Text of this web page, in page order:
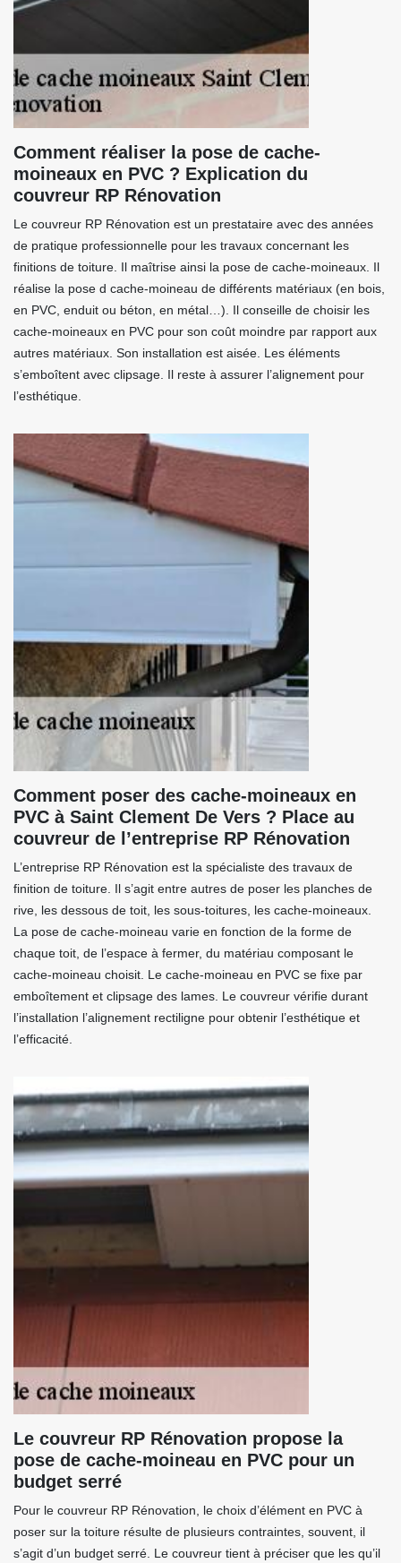
Comment réaliser la pose de cache-
moineaux en PVC ? Explication du
couvreur RP Rénovation
Le couvreur RP Rénovation est un prestataire avec des années
de pratique professionnelle pour les travaux concernant les
finitions de toiture. Il maîtrise ainsi la pose de cache-moineaux. Il
réalise la pose d cache-moineau de différents matériaux (en bois,
en PVC, enduit ou béton, en métal…). Il conseille de choisir les
cache-moineaux en PVC pour son coût moindre par rapport aux
autres matériaux. Son installation est aisée. Les éléments
s’emboîtent avec clipsage. Il reste à assurer l’alignement pour
l’esthétique.
Comment poser des cache-moineaux en
PVC à Saint Clement De Vers ? Place au
couvreur de l’entreprise RP Rénovation
L’entreprise RP Rénovation est la spécialiste des travaux de
finition de toiture. Il s’agit entre autres de poser les planches de
rive, les dessous de toit, les sous-toitures, les cache-moineaux.
La pose de cache-moineau varie en fonction de la forme de
chaque toit, de l’espace à fermer, du matériau composant le
cache-moineau choisit. Le cache-moineau en PVC se fixe par
emboîtement et clipsage des lames. Le couvreur vérifie durant
l’installation l’alignement rectiligne pour obtenir l’esthétique et
l’efficacité.
Le couvreur RP Rénovation propose la
pose de cache-moineau en PVC pour un
budget serré
Pour le couvreur RP Rénovation, le choix d’élément en PVC à
poser sur la toiture résulte de plusieurs contraintes, souvent, il
s’agit d’un budget serré. Le couvreur tient à préciser que les qu’il